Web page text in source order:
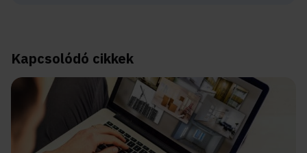
Kapcsolódó cikkek